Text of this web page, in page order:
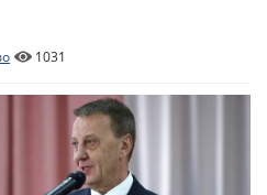
1031